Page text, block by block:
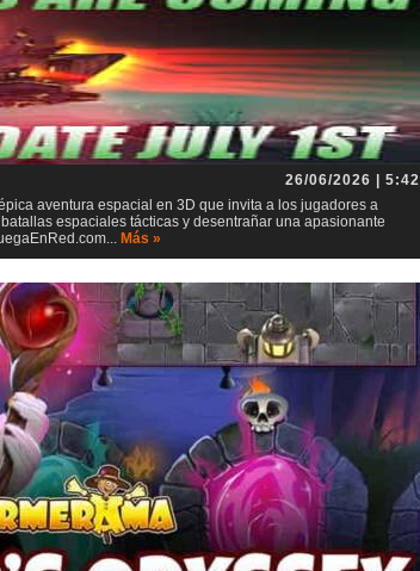
26/06/2026 | 5:42
aventura espacial en 3D que invita a los jugadores a
espaciales tácticas y desentrañar una apasionante
Más »